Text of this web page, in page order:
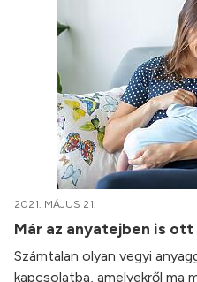
2021. MÁJUS 21.
Már az anyatejben is ott
Számtalan olyan vegyi
kapcsolatba, amelyekről ma